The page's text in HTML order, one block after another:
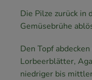
Die Pilze zurück in
Gemüsebrühe
Den Topf
Lorbeerblätter,
niedriger bis